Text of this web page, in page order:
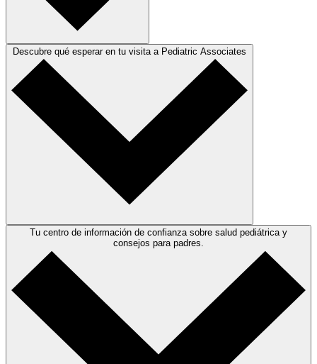
Descubre qué esperar en tu visita a Pediatric Associates
Tu centro de información de confianza sobre salud pediátrica y
consejos para padres.